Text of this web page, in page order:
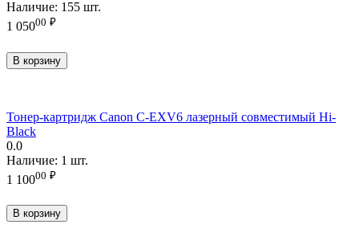
Наличие: 155 шт.
1 05000 ₽
В корзину
Тонер-картридж Canon C-EXV6 лазерный совместимый Hi-
Black
0.0
Наличие: 1 шт.
1 10000 ₽
В корзину